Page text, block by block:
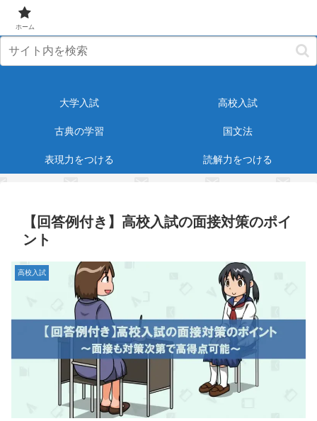
大学入試 高校入試
古典の学習 国文法
表現力をつける 読解力をつける
【回答例付き】高校入試の面接対策のポイ
ント
高校入試
ホーム